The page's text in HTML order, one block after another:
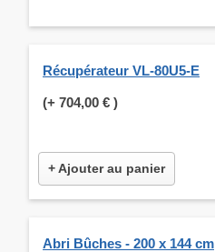
Récupérateur VL-80U5-E
(+ 704,00 € )
+ Ajouter au panier
Abri Bûches - 200 x 144 cm